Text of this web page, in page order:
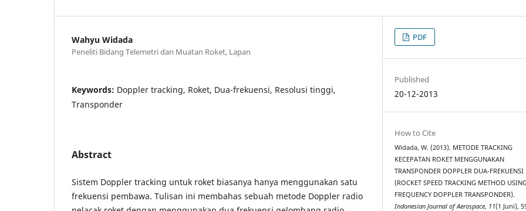
Wahyu Widada
Peneliti Bidang Telemetri dan Muatan Roket, Lapan
Keywords: Doppler tracking, Roket, Dua-frekuensi, Resolusi tinggi,
Transponder
Abstract
Sistem Doppler tracking untuk roket biasanya hanya menggunakan satu
frekuensi pembawa. Tulisan ini membahas sebuah metode Doppler radio
PDF
Published
20-12-2013
How to Cite
Widada, W. (2013). METODE TRACKING
KECEPATAN ROKET MENGGUNAKAN
TRANSPONDER DOPPLER DUA-FREKUENSI
(ROCKET SPEED TRACKING METHOD
FREQUENCY DOPPLER TRANSPONDER).
Indonesian Journal of Aerospace, 11(1 Juni),